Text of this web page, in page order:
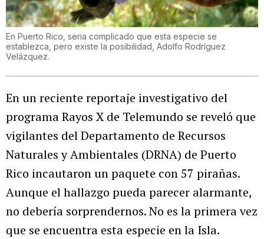
En Puerto Rico, seria complicado que esta especie se
establezca, pero existe la posibilidad, Adolfo Rodríguez
Velázquez.
En un reciente reportaje investigativo del
programa Rayos X de Telemundo se reveló que
vigilantes del Departamento de Recursos
Naturales y Ambientales (DRNA) de Puerto
Rico incautaron un paquete con 57 pirañas.
Aunque el hallazgo pueda parecer alarmante,
no debería sorprendernos. No es la primera vez
que se encuentra esta especie en la Isla.